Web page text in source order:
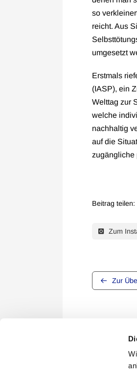
so
reicht. Aus
umgesetzt
Erstmals
(IASP), ein
Welttag zur
welche
nachhaltig
auf die
zugängliche
Beitrag teilen:
Zum
Zur